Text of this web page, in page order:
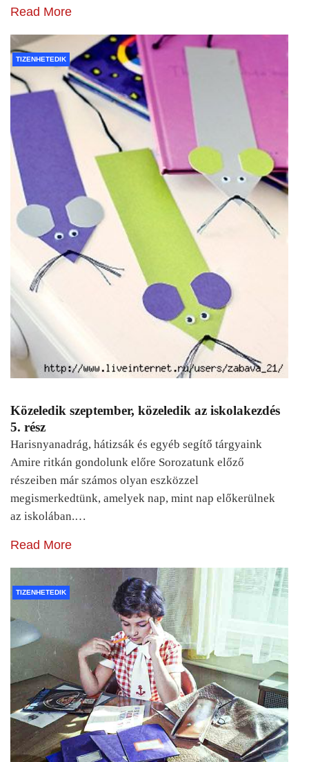
Read More
TIZENHETEDIK
Közeledik szeptember, közeledik az iskolakezdés
5. rész
Harisnyanadrág, hátizsák és egyéb segítő tárgyaink
Amire ritkán gondolunk előre Sorozatunk előző
részeiben már számos olyan eszközzel
megismerkedtünk, amelyek nap, mint nap előkerülnek
az iskolában.…
Read More
TIZENHETEDIK